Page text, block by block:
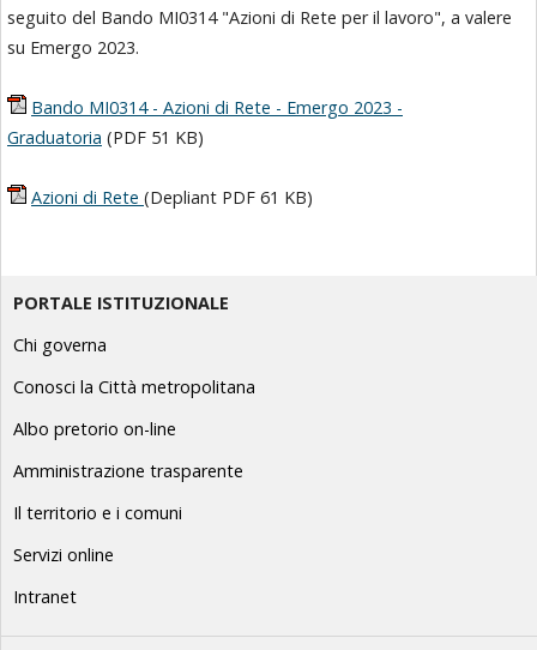
seguito del Bando MI0314 "Azioni di Rete per il lavoro", a valere
su Emergo 2023.
Bando MI0314 - Azioni di Rete - Emergo 2023 -
Graduatoria (PDF 51 KB)
Azioni di Rete (Depliant PDF 61 KB)
PORTALE ISTITUZIONALE
Chi governa
Conosci la Città metropolitana
Albo pretorio on-line
Amministrazione trasparente
Il territorio e i comuni
Servizi online
Intranet